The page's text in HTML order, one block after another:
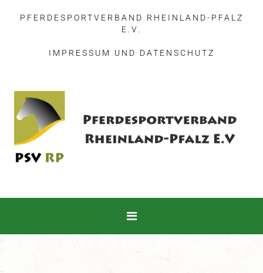
PFERDESPORTVERBAND RHEINLAND-PFALZ
E.V.
IMPRESSUM UND DATENSCHUTZ